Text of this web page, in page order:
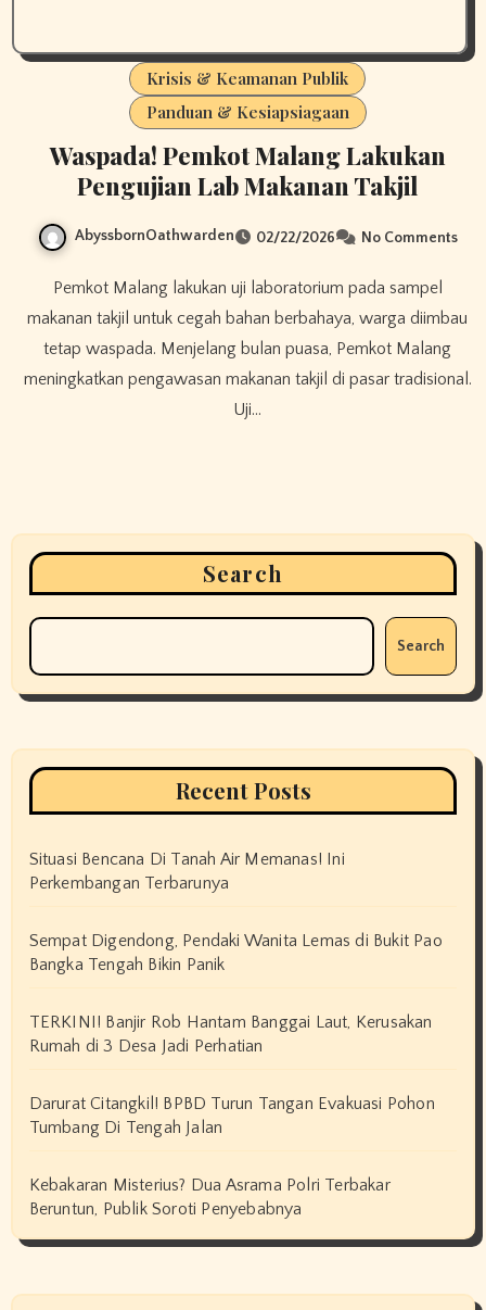
Krisis & Keamanan Publik
Panduan & Kesiapsiagaan
Waspada! Pemkot Malang Lakukan
Pengujian Lab Makanan Takjil
AbyssbornOathwarden 02/22/2026 No Comments
Pemkot Malang lakukan uji laboratorium pada sampel
makanan takjil untuk cegah bahan berbahaya, warga diimbau
tetap waspada. Menjelang bulan puasa, Pemkot Malang
meningkatkan pengawasan makanan takjil di pasar tradisional.
Uji…
Search
Search
Recent Posts
Situasi Bencana Di Tanah Air Memanas! Ini
Perkembangan Terbarunya
Sempat Digendong, Pendaki Wanita Lemas di Bukit Pao
Bangka Tengah Bikin Panik
TERKINI! Banjir Rob Hantam Banggai Laut, Kerusakan
Rumah di 3 Desa Jadi Perhatian
Darurat Citangkil! BPBD Turun Tangan Evakuasi Pohon
Tumbang Di Tengah Jalan
Kebakaran Misterius? Dua Asrama Polri Terbakar
Beruntun, Publik Soroti Penyebabnya